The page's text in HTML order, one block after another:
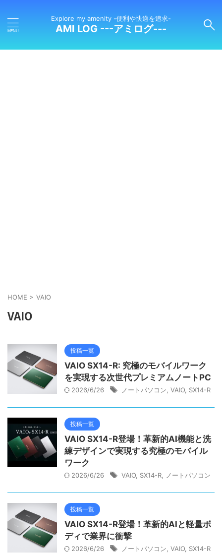
Explore my amenity -便利や快適を追求-
AMI LOG ---アミログ---
HOME > VAIO
VAIO
投稿一覧
VAIO SX14-R: 究極のモバイルワーク
を実現する次世代プレミアムノートPC
2026/6/26 ノートパソコン VAIO SX14-R
投稿一覧
VAIO SX14-R登場！革新的AI機能と洗
練デザインで実現する究極のモバイル
ワーク
2026/6/26 VAIO SX14-R ノートパソコン
投稿一覧
VAIO SX14-R登場！革新的AIと軽量ボ
ディで業界に衝撃
2026/6/26 ノートパソコン VAIO SX14-R